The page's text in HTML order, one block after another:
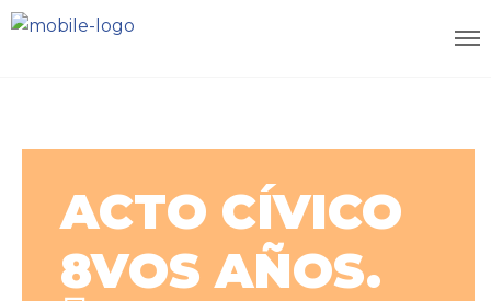
ACTO CÍVICO
8VOS AÑOS.